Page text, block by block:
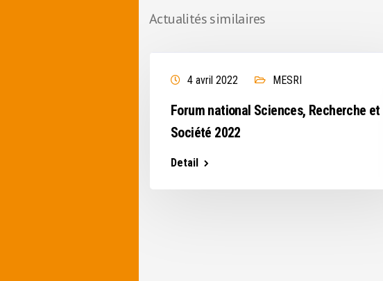
Actualités similaires
4 avril 2022 MESRI
Forum national Sciences, Recherche et
Société 2022
Detail